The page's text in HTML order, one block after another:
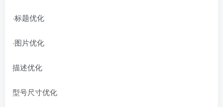
·标题优化
·图片优化
描述优化
型号尺寸优化